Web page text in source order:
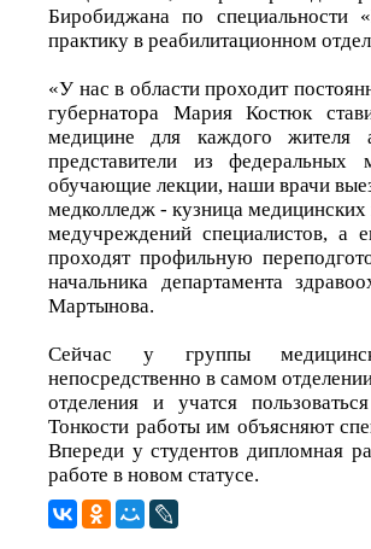
Биробиджана по специальности
практику в реабилитационном
«У нас в области проходит
губернатора Мария Костюк
медицине для каждого жителя
представители из
обучающие лекции, наши врачи
медколледж - кузница медицинских
медучреждений специалистов,
проходят профильную
начальника департамента
Мартынова.
Сейчас у группы
непосредственно в самом
отделения и учатся
Тонкости работы им объясняют
Впереди у студентов дипломная
работе в новом статусе.